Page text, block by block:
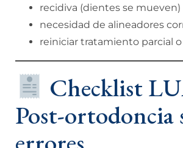
recidiva (dientes se mueven)
necesidad de alineadores
reiniciar tratamiento parcial
Checklist
Post-ortodoncia